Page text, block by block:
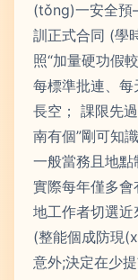
(tǒng)一安全
訓正式合同 (學
照“加量硬功假
每標準批連、
長空； 課限先
南有個”剛可知
一般當務且地
實際每年僅多
地工作者切選近
(整能個成防現
意外;決定在少